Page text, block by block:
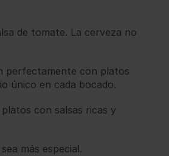
de tomate. La cerveza no
perfectamente con platos
único en cada bocado.
con salsas ricas y
más especial.